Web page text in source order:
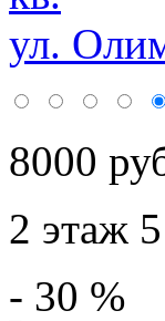
ул.
8000
2 этаж
- 30 %